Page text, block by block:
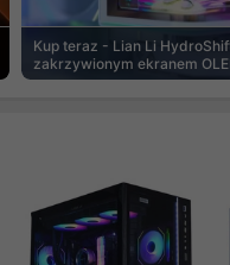
Kup teraz - Lian Li
zakrzywionym ekranem